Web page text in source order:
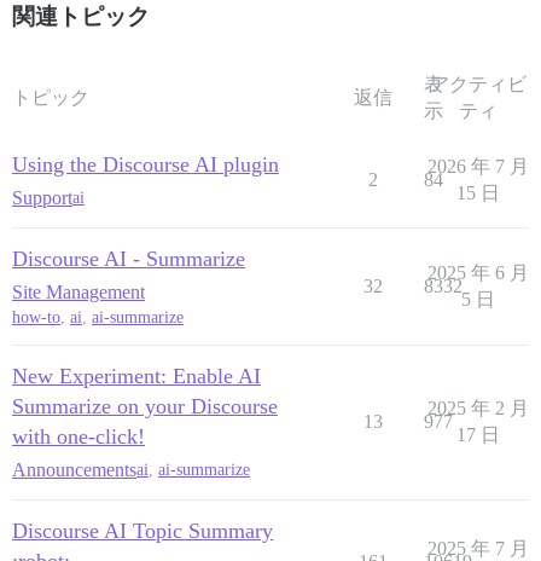
関連トピック
トピック 返信
表
示
アクティビ
ティ
Using the Discourse AI plugin
Supportai
2 84
2026 年 7 月
15 日
Discourse AI - Summarize
Site Management
how-to ai ai-summarize
32 8332
2025 年 6 月
5 日
New Experiment: Enable AI
Summarize on your Discourse
with one-click!
Announcementsai, ai-summarize
13 977
2025 年 2 月
17 日
Discourse AI Topic Summary
2025 年 7 月